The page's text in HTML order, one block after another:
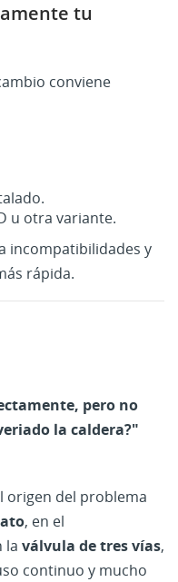
tu
conviene
u otra variante.
incompatibilidades y
rápida.
pero no
la caldera?"
origen del problema
, en el
la válvula de tres vías,
continuo y mucho